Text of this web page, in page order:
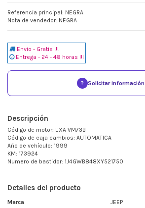
Referencia principal: NEGRA
Nota de vendedor: NEGRA
Envio - Gratis !!!
Entrega - 24 - 48 horas !!!
? Solicitar información
Descripción
Código de motor: EXA VM73B
Código de caja cambios: AUTOMATICA
Año de vehículo: 1999
KM: 173924
Numero de bastidor: 1J4GWB848XY521750
Detalles del producto
Marca JEEP